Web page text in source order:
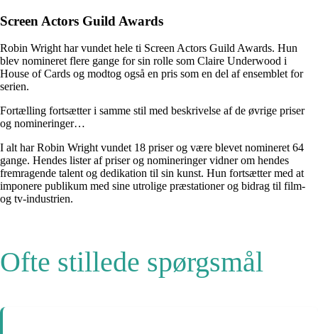
Screen Actors Guild Awards
Robin Wright har vundet hele ti Screen Actors Guild Awards. Hun
blev nomineret flere gange for sin rolle som Claire Underwood i
House of Cards og modtog også en pris som en del af ensemblet for
serien.
Fortælling fortsætter i samme stil med beskrivelse af de øvrige priser
og nomineringer…
I alt har Robin Wright vundet 18 priser og være blevet nomineret 64
gange. Hendes lister af priser og nomineringer vidner om hendes
fremragende talent og dedikation til sin kunst. Hun fortsætter med at
imponere publikum med sine utrolige præstationer og bidrag til film-
og tv-industrien.
Ofte stillede spørgsmål